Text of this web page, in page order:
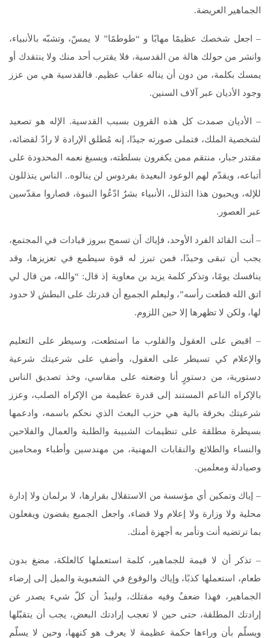
الجماهير العريضة.
– اجعل شخصك عظيمًا مهابًا و “طوطمًا” لا يمسّ، وتشبّه بالأنبياء،
وانشر من حولك هالة من القدسية، فلا يقترب أحد منك ولا ينتقدك أو
يمسك بكلمة، من دون أن يناله عقاب عظيم. فالقدسية هي من عزز
وجود الأديان عبر آلاف السنين.
– الأديان صمدت كل هذه القرون بسبب القدسية. الإله هو تصعيد
لشخصية الملك، فتملى صورته جيدًا، إنه مُطلق الإرادة لا رادّ لقضائه،
مقتدر جبار، منتقم ممن يكفرون بسلطته، ويسبغ نعمه المحدودة على
أتباعه، ويقدّم لهم الوعود البعيدة بفردوس لن ينالوه.. الناس يتذللون
للإله، ويحبون هذا التذلل، الأنبياء بشرٌ ادّعُوا النبوة، فصاروا مقدّسين
عبر العصور.
– أنت القائد الفرد الأوحد، فإياك أن تسمح ببروز قيادات في المجتمع،
يجب أن تبقى وحيدًا، فمن تبرز له قوة سيطمع في تعزيزها، وقد
ينافسك يومًا، وتذكر كلمة يزيد بن معاوية إذ قال: “والله، من قال لي
اتق الله قطعت رأسه”، وليعلم الجميع أن قدرتك على البطش لا حدود
لها، ولكن لا تظهرها إلا حين اللزوم.
– اقبض على العقول والقلوب ما استطعت، وسيطر على التعليم
والإعلام كي تسيطر على العقول، وأضفِ على شرعيتك شرعية
دستورية، من دستورٍ أنا وضعته على مقاسي، وخذ تصديق الناس
بالإكراه الناعم المستند إلى قدرة عظيمة من الإكراه الصلب، وعزز
شرعيتك بخرقة بالية هي حزب البعث الذي نحكم باسمه، وادعمها
بسيطرة مطلقة على تنظيمات الشبيبة والطلبة والعمال والفلاحين
والنساء والطلائع والنقابات المهنية، من مهندسين وأطباء ومحامين
وصيادلة ومعلمين.
– إياك وتمكين أي مؤسسة من الاستقلال بقرارها، لا برلمان ولا إدارة
محلية ولا وزارة ولا إعلام ولا قضاء، واجعل الجميع يقضون ويفعلون
بما ترتضيه أنت وتأمر به أجهزة أمنك.
– تذكر أن لا قيمة للجماهير، كلمة استعملها كالعلكة، مضغ بدون
طعام، استعملها كذبًا، وإياك والوقوع في الشعبوية والميل إلى إرضاء
الجماهير، فهذا ضعفٌ وفيه مقتلك، وليبدُ أن كلّ شيء يصدر عن
إرادتك المطلقة، حتى حين لا تعجب إرادتك البعض، يجب أن يتقبّلها
ويسلّم بأن وراءها حكمة عظيمة لا يعرف هو كنهها، وحين لا يسلّم